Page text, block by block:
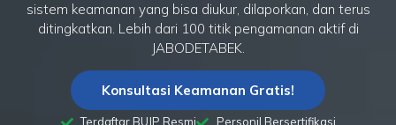
sistem keamanan yang bisa diukur, dilaporkan, dan terus
ditingkatkan. Lebih dari 100 titik pengamanan aktif di
JABODETABEK.
Konsultasi Keamanan Gratis!
Terdaftar BUJP Resmi
Personil Bersertifikasi